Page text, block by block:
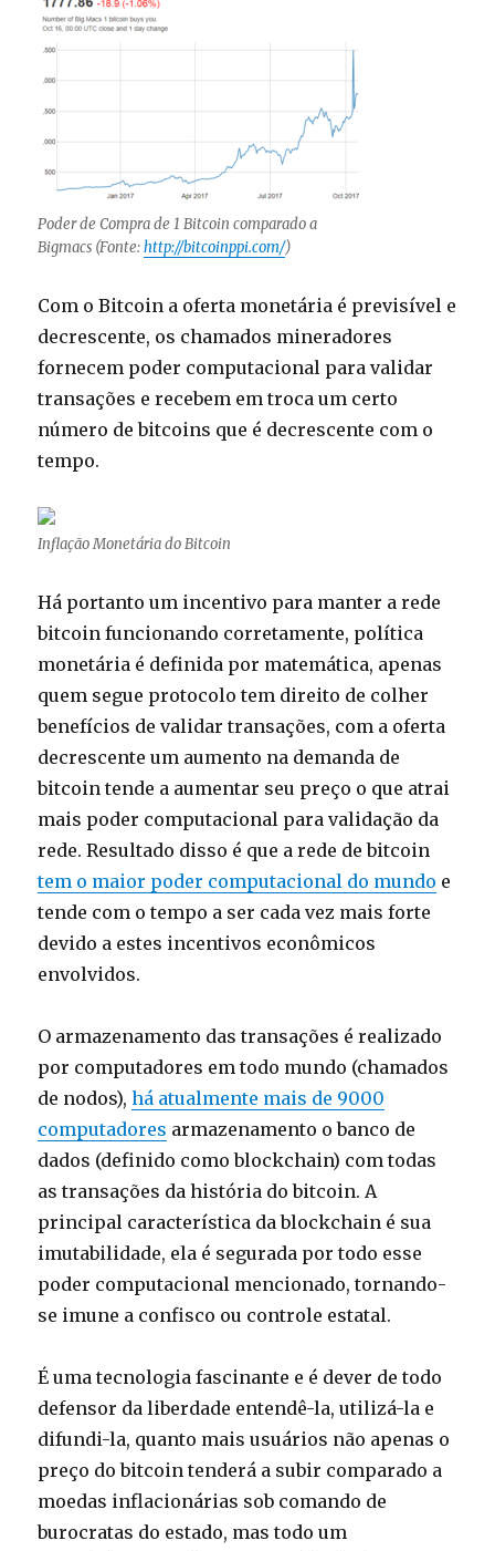
Poder de Compra de 1 Bitcoin comparado a
Bigmacs (Fonte:http://bitcoinppi.com/)
Com o Bitcoin a oferta monetária é previsível e
decrescente, os chamados mineradores
fornecem poder computacional para validar
transações e recebem em troca um certo
número de bitcoins que é decrescente com o
tempo.
Inflação Monetária do Bitcoin
Há portanto um incentivo para manter a rede
bitcoin funcionando corretamente, política
monetária é definida por matemática, apenas
quem segue protocolo tem direito de colher
benefícios de validar transações, com a oferta
decrescente um aumento na demanda de
bitcoin tende a aumentar seu preço o que atrai
mais poder computacional para validação da
rede. Resultado disso é que a rede de bitcoin
tem o maior poder computacional do mundo e
tende com o tempo a ser cada vez mais forte
devido a estes incentivos econômicos
envolvidos.
O armazenamento das transações é realizado
por computadores em todo mundo (chamados
de nodos),há atualmente mais de 9000
computadores armazenamento o banco de
dados (definido como blockchain) com todas
as transações da história do bitcoin. A
principal característica da blockchain é sua
imutabilidade, ela é segurada por todo esse
poder computacional mencionado, tornando-
se imune a confisco ou controle estatal.
É uma tecnologia fascinante e é dever de todo
defensor da liberdade entendê-la, utilizá-la e
difundi-la, quanto mais usuários não apenas o
preço do bitcoin tenderá a subir comparado a
moedas inflacionárias sob comando de
burocratas do estado, mas todo um